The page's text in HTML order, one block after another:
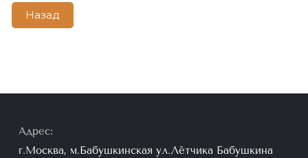
Назад
Адрес:
г.Москва, м.Бабушкинская ул.Лётчика Бабушкина